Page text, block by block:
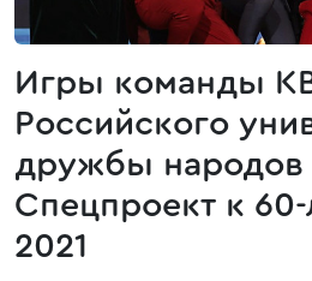
Игры команды
Российского
дружбы народов
Спецпроект к
2021